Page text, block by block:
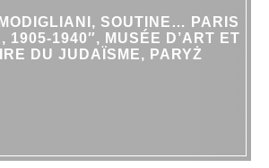
SOUTINE… PARIS
1905-1940″, MUSÉE D’ART ET
DU JUDAÏSME, PARYŻ